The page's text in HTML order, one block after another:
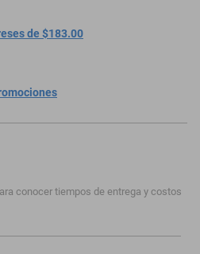
de $183.00
conocer tiempos de entrega y costos